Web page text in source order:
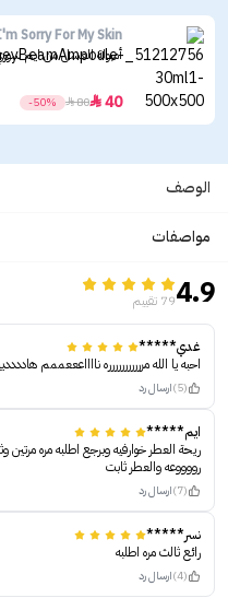
Sorry For My Skin
أمبولة العسل من ايم
40

80

-50%
الوصف
مواصفات
4.979 تقييم
غدي*****
احبه يا الله مررررررررررره نااااعععممم
(5) ارسال رد
ايم*****
ريحة العطر خوارفيه وبرجع اطلبه مره
رووووعه والعطر ثابت
(7) ارسال رد
نسر*****
رائع ثالث مره اطلبه
(4) ارسال رد